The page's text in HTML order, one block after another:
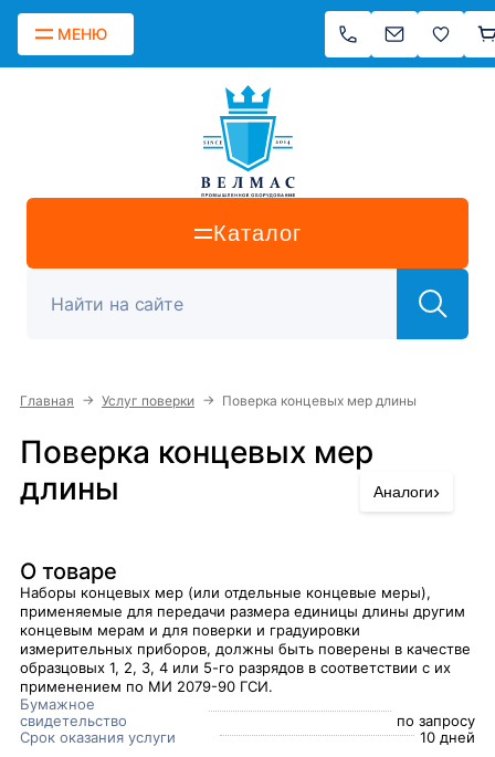
МЕНЮ
Каталог
Главная → Услуг поверки → Поверка концевых мер длины
Поверка концевых мер
длины
Аналоги›
О товаре
Наборы концевых мер (или отдельные концевые меры),
применяемые для передачи размера единицы длины другим
концевым мерам и для поверки и градуировки
измерительных приборов, должны быть поверены в качестве
образцовых 1, 2, 3, 4 или 5-го разрядов в соответствии с их
применением по МИ 2079-90 ГСИ.
Бумажное
свидетельство
по запросу
Срок оказания услуги
10 дней